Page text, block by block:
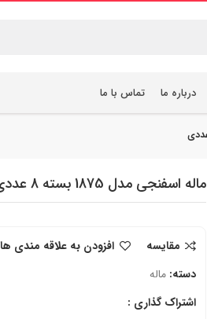
درباره ما تماس با ما
ماله اسفنجی مدل 1875 بسته 8 عددی
مقایسه
افزودن به علاقه مندی ها
دسته: ماله
اشتراک گذاری :